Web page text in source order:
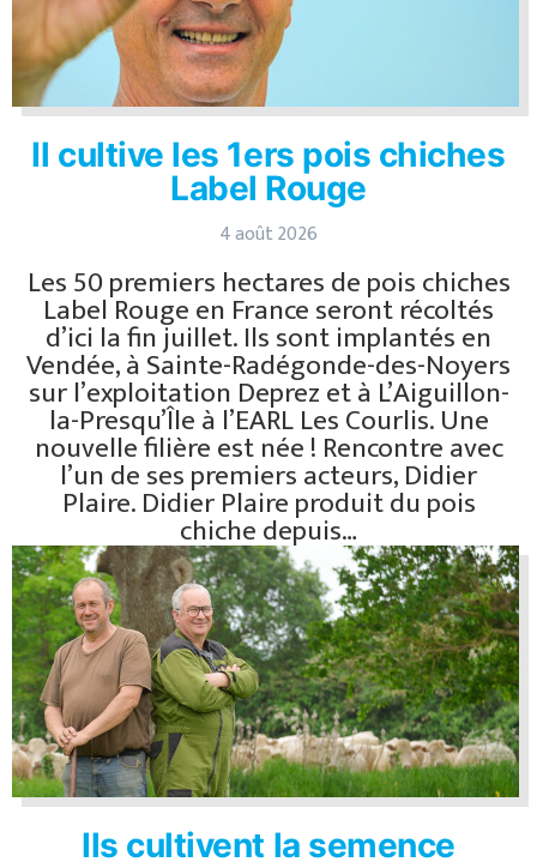
Il cultive les 1ers pois chiches
Label Rouge
4 août 2026
Les 50 premiers hectares de pois chiches
Label Rouge en France seront récoltés
d’ici la fin juillet. Ils sont implantés en
Vendée, à Sainte-Radégonde-des-Noyers
sur l’exploitation Deprez et à L’Aiguillon-
la-Presqu’Île à l’EARL Les Courlis. Une
nouvelle filière est née ! Rencontre avec
l’un de ses premiers acteurs, Didier
Plaire. Didier Plaire produit du pois
chiche depuis…
Ils cultivent la semence